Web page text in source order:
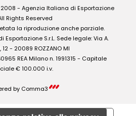
- Agenzia Italiana di Esportazione
Rights Reserved
la riproduzione anche parziale.
Esportazione S.r.L. Sede legale: Via A.
12 - 20089 ROZZANO MI
REA Milano n. 1991315 - Capitale
€ 100.000 i.v.
by Comma3